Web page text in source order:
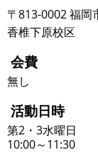
〒813-0002 福岡
香椎下原校区
会費
無し
活動日時
第2・3水曜日
10:00～11:30